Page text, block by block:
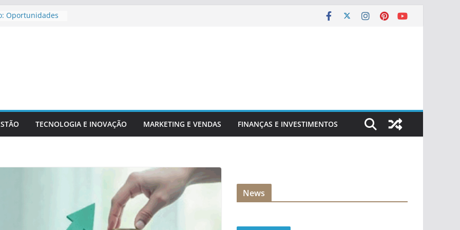
Oportunidades
TECNOLOGIA E INOVAÇÃO MARKETING E VENDAS FINANÇAS E INVESTIMENTOS
News